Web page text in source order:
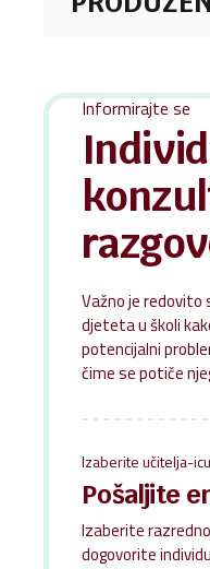
Anita Ivković
Dora Mihanović
Marina Kapović
Informirajte se
Važno je
djeteta u školi
potencijalni
čime se potiče
Izaberite učitelja-icu
Pošaljite
Izaberite
dogovorite